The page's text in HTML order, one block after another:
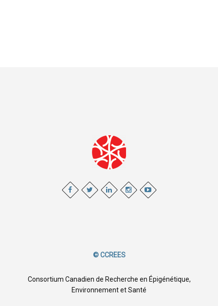
© CCREES
Consortium Canadien de Recherche en Épigénétique,
Environnement et Santé